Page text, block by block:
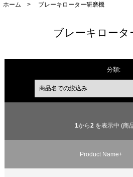
ホーム > ブレーキローター研磨機
ブレーキロータ
分類:
商品名での
1から2 を表示中 (商
Product Name+